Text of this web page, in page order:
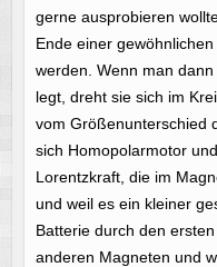
gerne ausprobieren
Ende einer
werden. Wenn man
legt, dreht sie sich im
vom Größenunterschied
sich Homopolarmotor
Lorentzkraft, die im
und weil es ein kleiner
Batterie durch den
anderen Magneten und